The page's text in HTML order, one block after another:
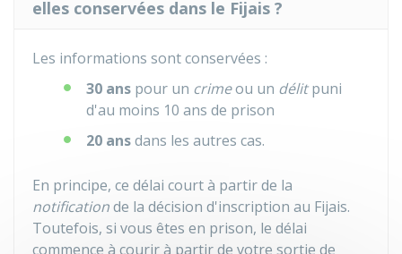
elles conservées dans le Fijais ?
Les informations sont conservées :
30 ans pour un crimeou un délitpuni
d'au moins 10 ans de prison
20 ansdans les autres cas.
En principe, ce délai court à partir de la
notificationde la décision d'inscription au Fijais.
Toutefois, si vous êtes en prison, le délai
commence à courir à partir de votre sortie de